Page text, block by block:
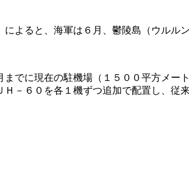
よると、海軍は６月、鬱陵島（ウル
でに現在の駐機場（１５００平方メ
－６０を各１機ずつ追加で配置し、